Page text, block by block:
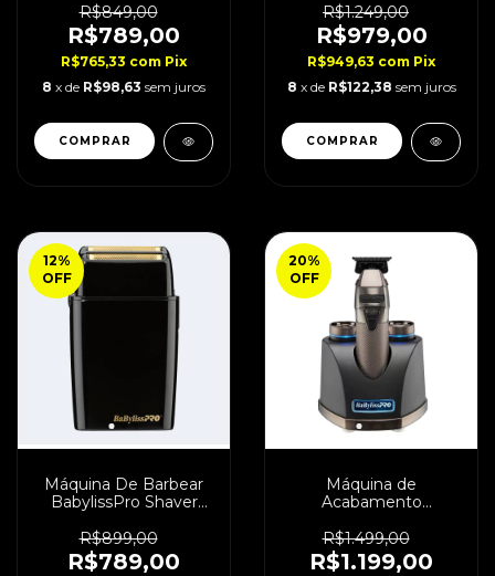
R$849,00
R$789,00
R$765,33 com Pix
8 x de R$98,63 sem juros
Bivolt
R$1.249,00
R$979,00
R$949,63 com Pix
8 x de R$122,38 sem juros
12%
OFF
Máquina De Barbear
BabylissPro Shaver
R$899,00
R$789,00
20%
OFF
Máquina de
Acabamento
Cordless Bivolt
R$1.499,00
R$1.199,00